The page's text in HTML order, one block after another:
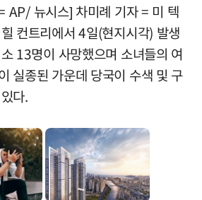
AP/ 뉴시스] 차미례 기자 = 미 텍
컨트리에서 4일(현지시각) 발생
13명이 사망했으며 소녀들의 여
실종된 가운데 당국이 수색 및 구
다.